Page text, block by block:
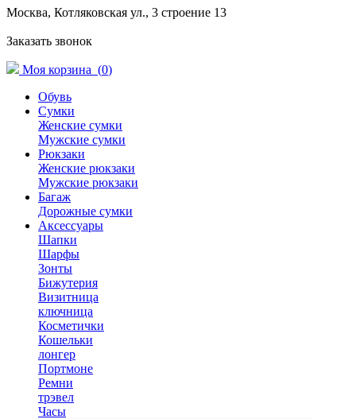
Москва, Котляковская ул., 3 строение 13
Заказать звонок
Моя корзина (0)
Обувь
Сумки
Женские сумки
Мужские сумки
Рюкзаки
Женские рюкзаки
Мужские рюкзаки
Багаж
Дорожные сумки
Аксессуары
Шапки
Шарфы
Зонты
Бижутерия
Визитница
ключница
Косметички
Кошельки
лонгер
Портмоне
Ремни
трэвел
Часы